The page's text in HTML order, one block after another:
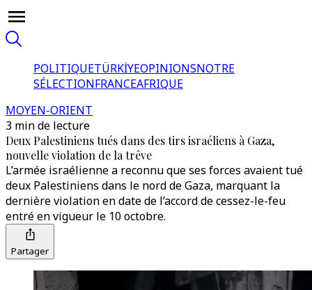
POLITIQUETÜRKİYEOPINIONSNOTRE
SÉLECTIONFRANCEAFRIQUE
MOYEN-ORIENT
3 min de lecture
Deux Palestiniens tués dans des tirs israéliens à Gaza,
nouvelle violation de la trêve
L’armée israélienne a reconnu que ses forces avaient tué
deux Palestiniens dans le nord de Gaza, marquant la
dernière violation en date de l’accord de cessez-le-feu
entré en vigueur le 10 octobre.
Partager